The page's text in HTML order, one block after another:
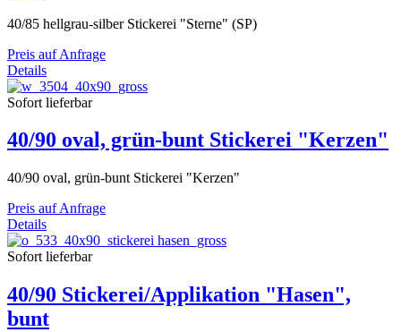
40/85 hellgrau-silber Stickerei "Sterne" (SP)
Preis auf Anfrage
Details
Sofort lieferbar
40/90 oval, grün-bunt Stickerei "Kerzen"
40/90 oval, grün-bunt Stickerei "Kerzen"
Preis auf Anfrage
Details
Sofort lieferbar
40/90 Stickerei/Applikation "Hasen",
bunt